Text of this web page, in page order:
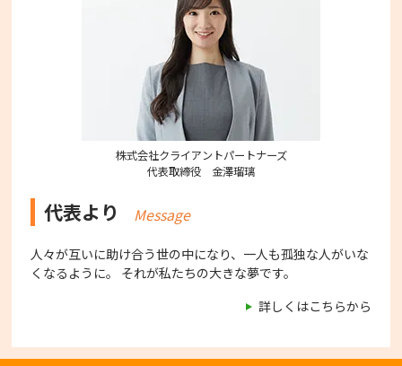
株式会社クライアントパートナーズ
代表取締役 金澤瑠璃
代表より Message
人々が互いに助け合う世の中になり、一人も孤独な人がいな
くなるように。 それが私たちの大きな夢です。
詳しくはこちらから